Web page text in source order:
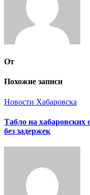
От
Похожие записи
Новости Хабаровска
Табло на хабаровских
без задержек